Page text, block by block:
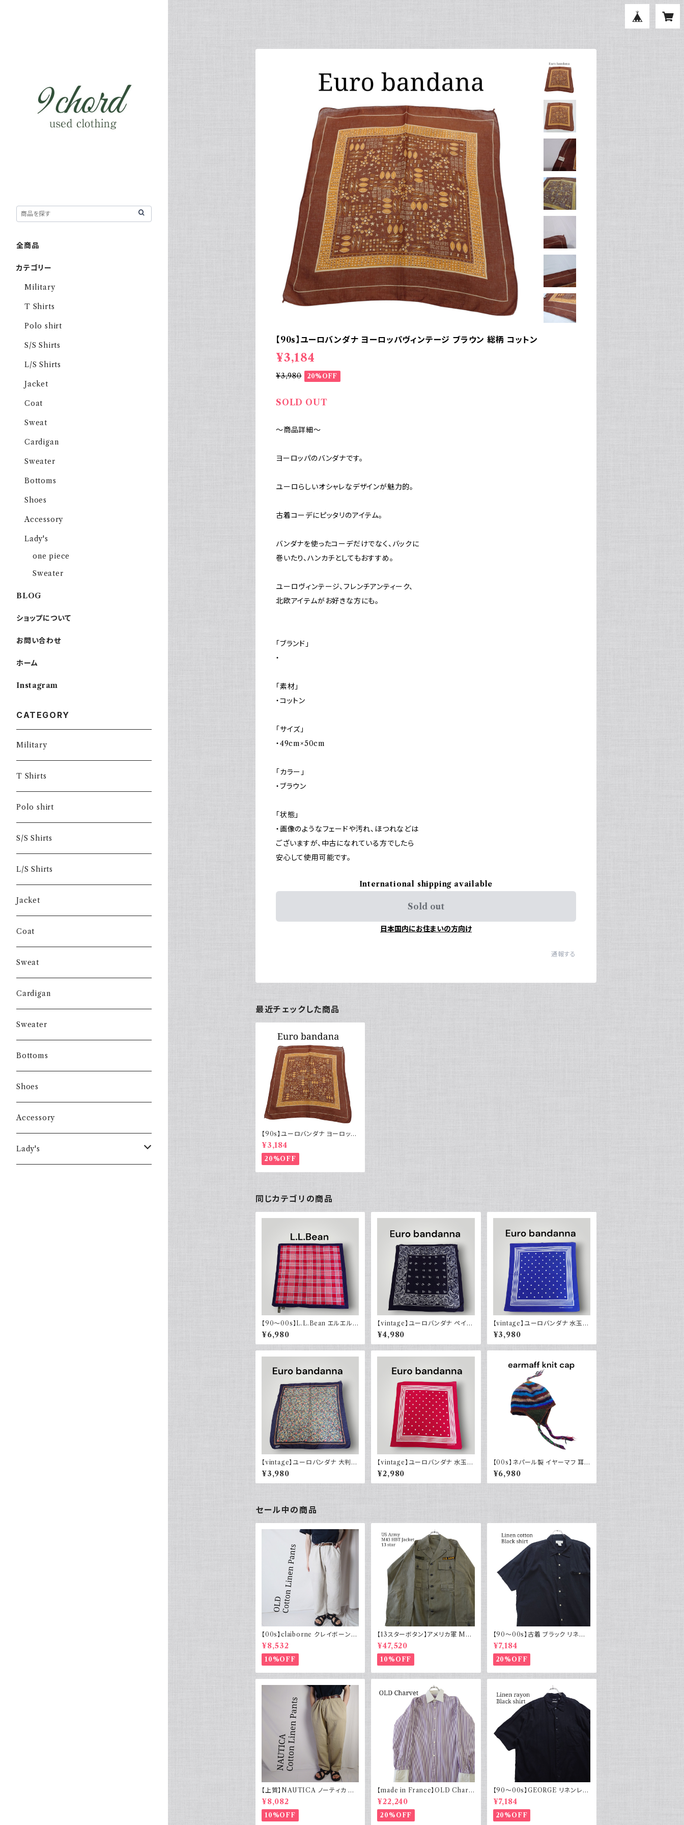
【90s】ユーロバンダナ ヨーロッパヴィンテージ ブラウン 総柄 コットン
¥3,184
¥3,980 20%OFF
SOLD OUT
～商品詳細～
ヨーロッパのバンダナです。
ユーロらしいオシャレなデザインが魅力的。
古着コーデにピッタリのアイテム。
バンダナを使ったコーデだけでなく、バックに
巻いたり、ハンカチとしてもおすすめ。
ユーロヴィンテージ、フレンチアンティーク、
北欧アイテムがお好きな方にも。
「ブランド」
・
「素材」
・コットン
「サイズ」
・49cm×50cm
「カラー」
・ブラウン
「状態」
・画像のようなフェードや汚れ、ほつれなどは
ございますが、中古になれている方でしたら
安心して使用可能です。
International shipping available
Sold out
日本国内にお住まいの方向け
通報する
最近チェックした商品
【90s】ユーロバンダナ ヨーロッパ
ヴィンテージ ブラウン 総柄 コット
ン
¥3,184
20%OFF
同じカテゴリの商品
【90～00s】L.L.Bean エルエルビ
ーン バンダナ チェック
¥6,980
【vintage】ユーロバンダナ ペイズ
リー ダークネイビー コットン
¥4,980
【vintage】ユーロバンダナ 水玉
ネイビーブルー系 コットン ヴィン
テージ
¥3,980
【vintage】ユーロバンダナ 大判
花柄 ヴィンテージ 小物
¥3,980
【vintage】ユーロバンダナ 水玉
レッド コットン ヴィンテージ
¥2,980
【00s】ネパール製 イヤーマフ 耳
当て ニット帽 キャップ ネイティブ
ノルディック カラフル ウール 裏地
フリース y2k ヒッピー ストリート
¥6,980
セール中の商品
【00s】claiborne クレイボーン リ
ネンコットンパンツ ツータック
¥8,532
10%OFF
【13スターボタン】アメリカ軍 M43
HBT ジャケット パッチ 軍物 実物
¥47,520
10%OFF
【90～00s】古着 ブラック リネン
コットンシャツ 黒 ボックスシルエッ
ト
¥7,184
20%OFF
【上質】NAUTICA ノーティカ コ
ットンリネンパンツ ツータック
¥8,082
10%OFF
【made in France】OLD Charv
et ストライプ 切り替え 紫
¥22,240
20%OFF
【90～00s】GEORGE リネンレー
ヨンシャツ 黒 ボックスシルエット
XL
¥7,184
20%OFF
全商品
カテゴリー
Military
T Shirts
Polo shirt
S/S Shirts
L/S Shirts
Jacket
Coat
Sweat
Cardigan
Sweater
Bottoms
Shoes
Accessory
Lady's
one piece
Sweater
BLOG
ショップについて
お問い合わせ
ホーム
Instagram
CATEGORY
Military
T Shirts
Polo shirt
S/S Shirts
L/S Shirts
Jacket
Coat
Sweat
Cardigan
Sweater
Bottoms
Shoes
Accessory
Lady's